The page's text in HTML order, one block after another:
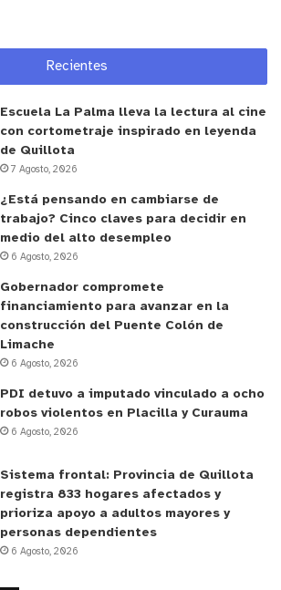
Recientes
Escuela La Palma lleva la lectura al cine
con cortometraje inspirado en leyenda
de Quillota
7 Agosto, 2026
¿Está pensando en cambiarse de
trabajo? Cinco claves para decidir en
medio del alto desempleo
6 Agosto, 2026
Gobernador compromete
financiamiento para avanzar en la
construcción del Puente Colón de
Limache
6 Agosto, 2026
PDI detuvo a imputado vinculado a ocho
robos violentos en Placilla y Curauma
6 Agosto, 2026
Sistema frontal: Provincia de Quillota
registra 833 hogares afectados y
prioriza apoyo a adultos mayores y
personas dependientes
6 Agosto, 2026